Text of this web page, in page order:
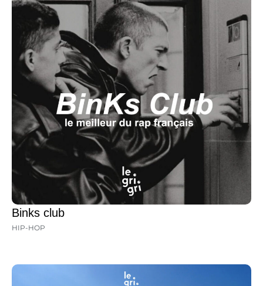
Binks club
HIP-HOP